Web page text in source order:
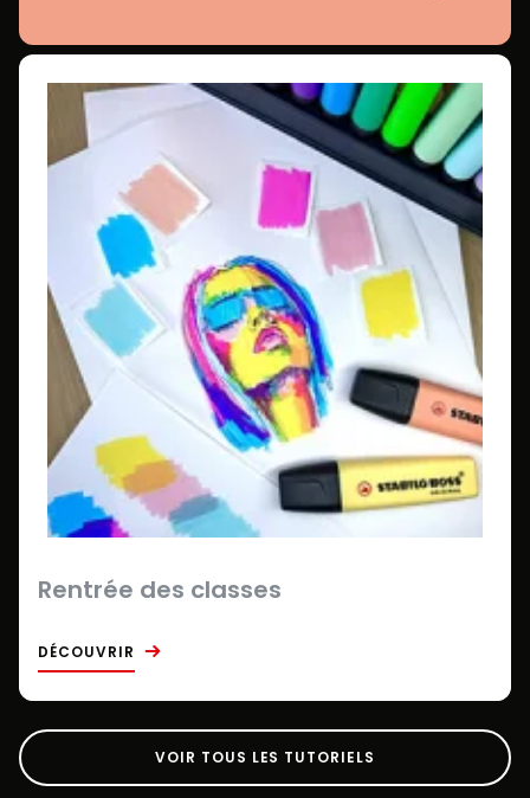
Rentrée des classes
DÉCOUVRIR
VOIR TOUS LES TUTORIELS